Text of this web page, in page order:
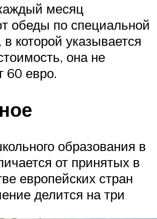
месяц
обеды по специальной
которой указывается
она не
60 евро.
образования в
от принятых в
европейских стран
делится на три